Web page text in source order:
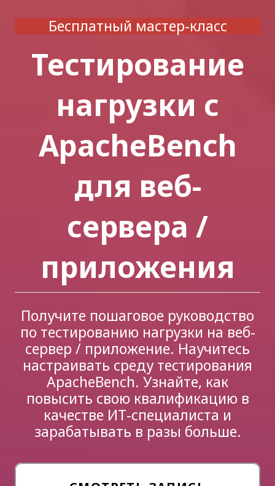
Бесплатный мастер-класс
Тестирование
нагрузки с
ApacheBench
для веб-
сервера /
приложения
Получите пошаговое руководство
по тестированию нагрузки на веб-
сервер / приложение. Научитесь
настраивать среду тестирования
ApacheBench. Узнайте, как
повысить свою квалификацию в
качестве ИТ-специалиста и
зарабатывать в разы больше.